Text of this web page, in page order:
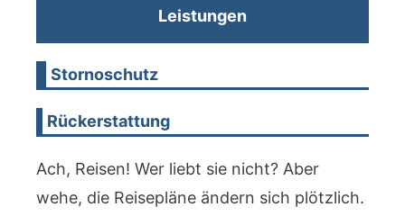
Leistungen
Stornoschutz
Rückerstattung
Ach, Reisen! Wer liebt sie nicht? Aber
wehe, die Reisepläne ändern sich plötzlich.